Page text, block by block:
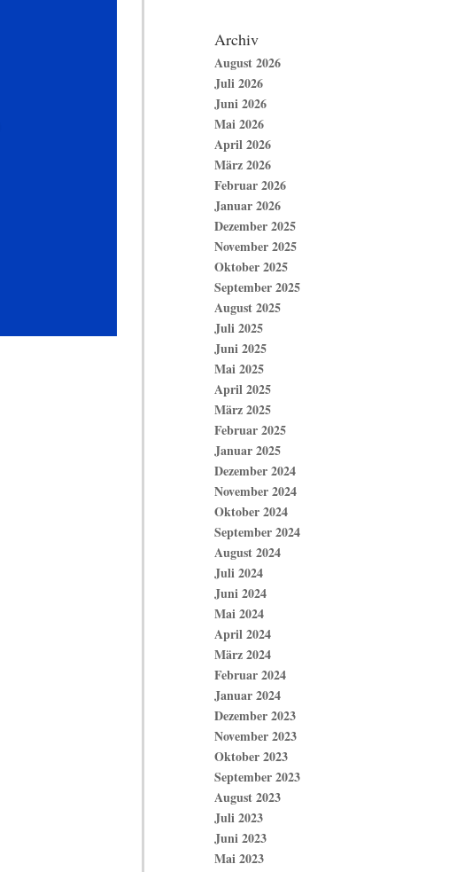
Archiv
August 2026
Juli 2026
Juni 2026
Mai 2026
April 2026
März 2026
Februar 2026
Januar 2026
Dezember 2025
November 2025
Oktober 2025
September 2025
August 2025
Juli 2025
Juni 2025
Mai 2025
April 2025
März 2025
Februar 2025
Januar 2025
Dezember 2024
November 2024
Oktober 2024
September 2024
August 2024
Juli 2024
Juni 2024
Mai 2024
April 2024
März 2024
Februar 2024
Januar 2024
Dezember 2023
November 2023
Oktober 2023
September 2023
August 2023
Juli 2023
Juni 2023
Mai 2023